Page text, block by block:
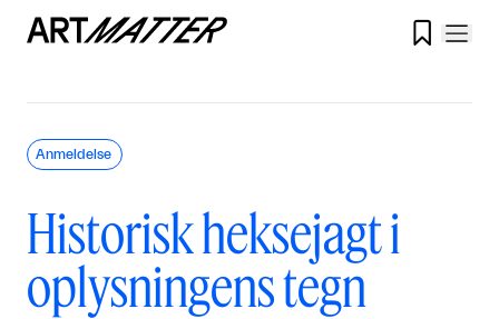

Historisk heksejagt i
oplysningens tegn
Anmeldelse